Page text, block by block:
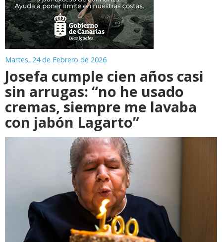
Martes, 24 de Febrero de 2026
Josefa cumple cien años casi
sin arrugas: “no he usado
cremas, siempre me lavaba
con jabón Lagarto”